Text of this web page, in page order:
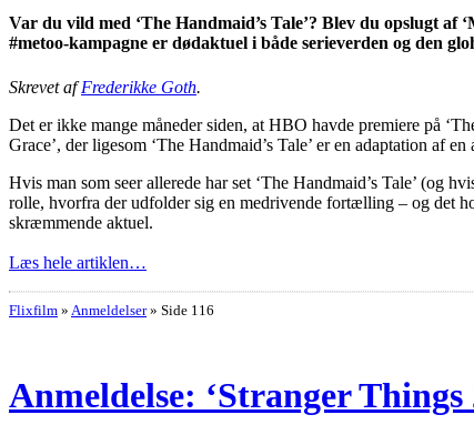
Var du vild med ‘The Handmaid’s Tale’? Blev du opslugt
#metoo-kampagne er dødaktuel i både serieverden og den
Skrevet afFrederikke Goth.
Det er ikke mange måneder siden, at HBO havde premiere på
Grace’, der ligesom ‘The Handmaid’s Tale’ er en adaptation af
Hvis man som seer allerede har set ‘The Handmaid’s Tale’
rolle, hvorfra der udfolder sig en medrivende fortælling – og det
skræmmende aktuel.
Læs hele artiklen…
Flixfilm » Anmeldelser » Side 116
Anmeldelse: ‘Stranger Things